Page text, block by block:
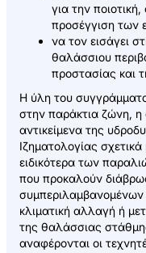
για την
προσέγγιση των
να τον εισάγει
θαλάσσιου
προστασίας και
Η ύλη του
στην παράκτια ζώνη, η
αντικείμενα της
Ιζηματολογίας
ειδικότερα των
που προκαλούν
συμπεριλαμβανομένων
κλιματική αλλαγή ή
της θαλάσσιας
αναφέρονται οι